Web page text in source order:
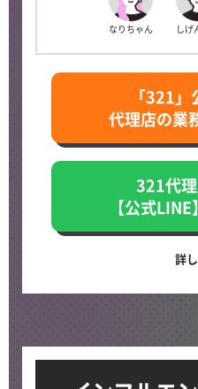
なりちゃん しげ
「321
代理店の業
321代
【公式
詳